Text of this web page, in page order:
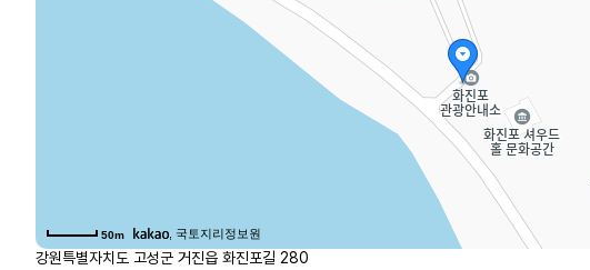
50m , 국토지리정보원
강원특별자치도 고성군 거진읍 화진포길 280